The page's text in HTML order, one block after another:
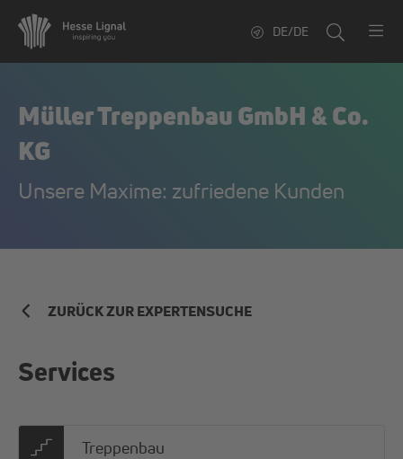
DE/DE
Müller Treppenbau GmbH & Co.
KG
Unsere Maxime: zufriedene Kunden
ZURÜCK ZUR EXPERTENSUCHE
Services
Treppenbau